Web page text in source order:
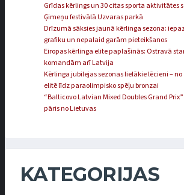
Grīdas kērlings un 30 citas sporta aktivitātes
Ģimeņu festivālā Uzvaras parkā
Drīzumā sāksies jaunā kērlinga sezona:
grafiku un nepalaid garām pieteikšanos
Eiropas kērlinga elite paplašinās: Ostravā
komandām arī Latvija
Kērlinga jubilejas sezonas lielākie lēcieni –
elitē līdz paraolimpisko spēļu bronzai
“Balticovo Latvian Mixed Doubles Grand
pāris no Lietuvas
KATEGORIJAS